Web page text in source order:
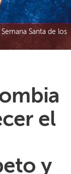
Santa de los
el
y